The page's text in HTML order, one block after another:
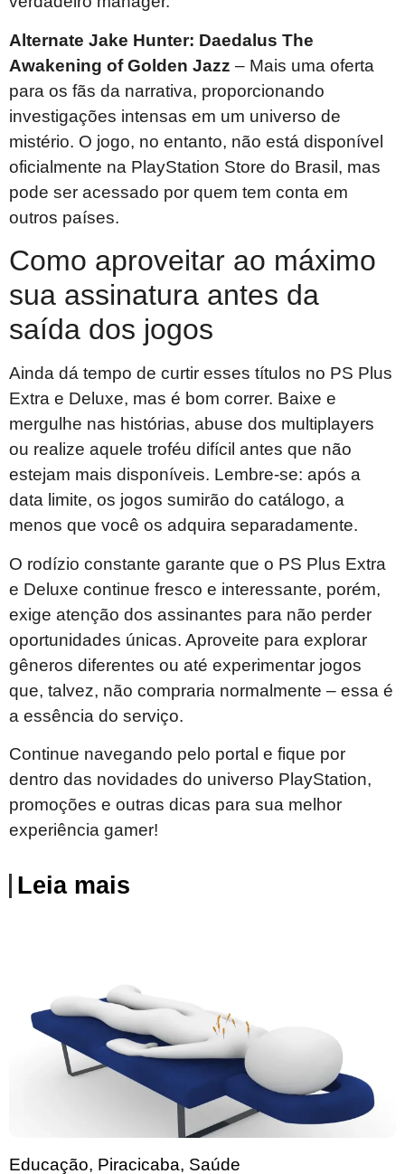
Alternate Jake Hunter: Daedalus The
Awakening of Golden Jazz – Mais uma oferta
para os fãs da narrativa, proporcionando
investigações intensas em um universo de
mistério. O jogo, no entanto, não está disponível
oficialmente na PlayStation Store do Brasil, mas
pode ser acessado por quem tem conta em
outros países.
Como aproveitar ao máximo
sua assinatura antes da
saída dos jogos
Ainda dá tempo de curtir esses títulos no PS Plus
Extra e Deluxe, mas é bom correr. Baixe e
mergulhe nas histórias, abuse dos multiplayers
ou realize aquele troféu difícil antes que não
estejam mais disponíveis. Lembre-se: após a
data limite, os jogos sumirão do catálogo, a
menos que você os adquira separadamente.
O rodízio constante garante que o PS Plus Extra
e Deluxe continue fresco e interessante, porém,
exige atenção dos assinantes para não perder
oportunidades únicas. Aproveite para explorar
gêneros diferentes ou até experimentar jogos
que, talvez, não compraria normalmente – essa é
a essência do serviço.
Continue navegando pelo portal e fique por
dentro das novidades do universo PlayStation,
promoções e outras dicas para sua melhor
experiência gamer!
Leia mais
Educação, Piracicaba, Saúde